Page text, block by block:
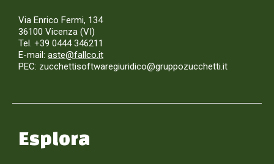
Via Enrico Fermi, 134
36100 Vicenza (VI)
Tel. +39 0444 346211
E-mail: aste@fallco.it
PEC: zucchettisoftwaregiuridico@gruppozucchetti.it
Esplora